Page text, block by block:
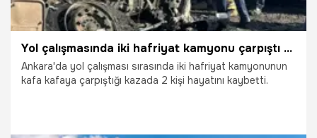
Yol çalışmasında iki hafriyat kamyonu çarpıştı 2 kişi hayatını kaybetti
Ankara'da yol çalışması sırasında iki hafriyat kamyonunun
kafa kafaya çarpıştığı kazada 2 kişi hayatını kaybetti.